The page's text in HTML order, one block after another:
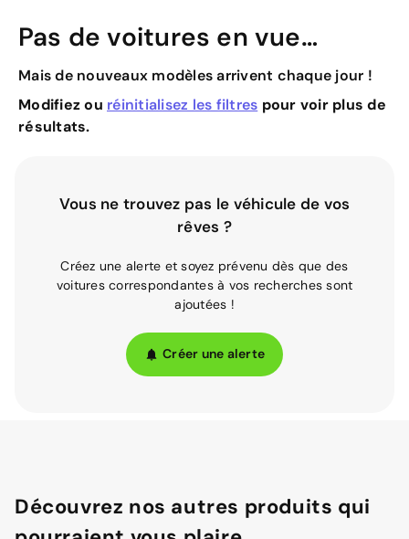
Pas de voitures en vue…
Mais de nouveaux modèles arrivent chaque jour !
Modifiez ou réinitialisez les filtres pour voir plus de
résultats.
Vous ne trouvez pas le véhicule de vos
rêves ?
Créez une alerte et soyez prévenu dès que des
voitures correspondantes à vos recherches sont
ajoutées !
Créer une alerte
Découvrez nos autres produits qui